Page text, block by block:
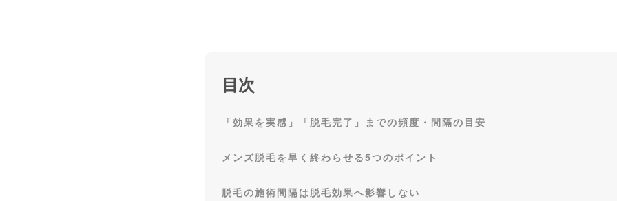
目次
「効果を実感」「脱毛完了」までの頻度・間隔の目安
メンズ脱毛を早く終わらせる5つのポイント
脱毛の施術間隔は脱毛効果へ影響しない